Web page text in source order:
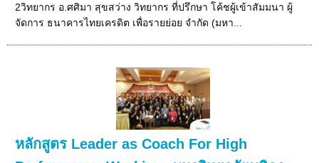
2วิทยากร อ.ศศิมา สุขสว่าง วิทยากร ที่ปรึกษา โค้ชผู้เข้าสัมมนา ผู้
จัดการ ธนาคารไทยเครดิต เพื่อรายย่อย จำกัด (มหา...
หลักสูตร Leader as Coach For High